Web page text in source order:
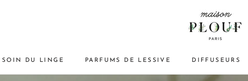
SOIN DU LINGE
PARFUMS DE LESSIVE
DIFFUSEURS